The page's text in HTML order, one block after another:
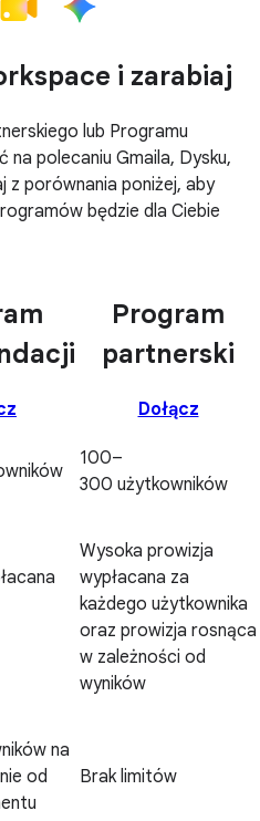
i zarabiaj
lub Programu
polecaniu Gmaila, Dysku,
z porównania poniżej, aby
będzie dla Ciebie
Program
partnerski
Dołącz
100–
300 użytkowników
Wysoka prowizja
wypłacana za
każdego użytkownika
oraz prowizja rosnąca
w zależności od
wyników
na
od
Brak limitów